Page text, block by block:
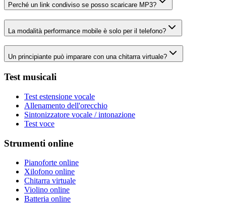
Perché un link condiviso se posso scaricare MP3?
La modalità performance mobile è solo per il telefono?
Un principiante può imparare con una chitarra virtuale?
Test musicali
Test estensione vocale
Allenamento dell'orecchio
Sintonizzatore vocale / intonazione
Test voce
Strumenti online
Pianoforte online
Xilofono online
Chitarra virtuale
Violino online
Batteria online